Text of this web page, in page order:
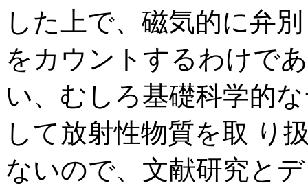
した上で、磁気的に弁
をカウントするわけで
い、むしろ基礎科学的
して放射性物質を取 り
ないので、文献研究と